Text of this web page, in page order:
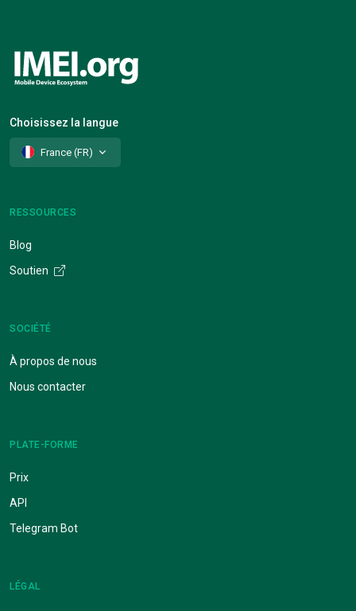
Choisissez la langue
France (FR)
RESSOURCES
Blog
Soutien
SOCIÉTÉ
À propos de nous
Nous contacter
PLATE-FORME
Prix
API
Telegram Bot
LÉGAL